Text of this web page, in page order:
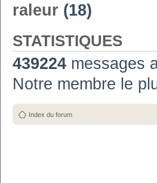
raleur (18)
STATISTIQUES
439224 messages
Notre membre le
Index du forum